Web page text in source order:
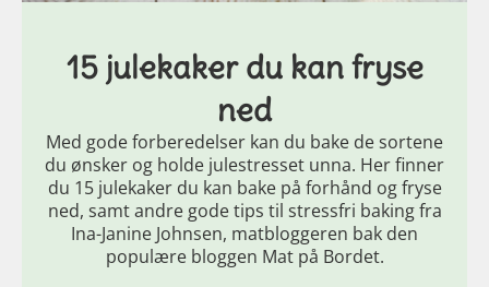
15 julekaker du kan fryse
ned
Med gode forberedelser kan du bake de sortene
du ønsker og holde julestresset unna. Her finner
du 15 julekaker du kan bake på forhånd og fryse
ned, samt andre gode tips til stressfri baking fra
Ina-Janine Johnsen, matbloggeren bak den
populære bloggen Mat på Bordet.